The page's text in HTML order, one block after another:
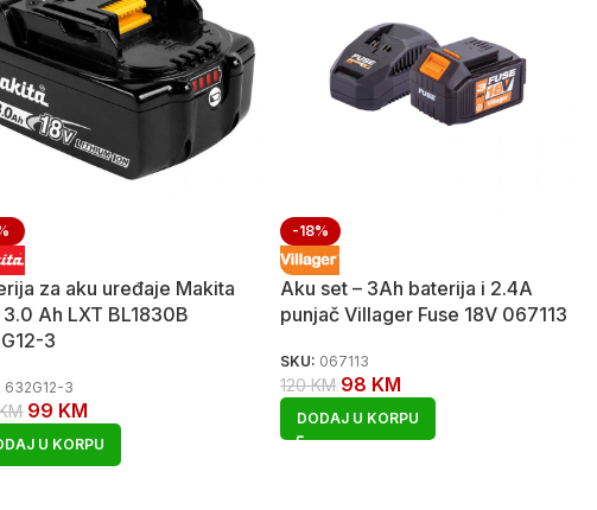
za aku uređaje Makita
3.0 Ah LXT BL1830B
3
632G12-3
99 KM
U KORPU
-18%
Aku set – 3Ah baterija i 2.4A
punjač Villager Fuse 18V 067113
SKU: 067113
120KM 98 KM
DODAJ U KORPU